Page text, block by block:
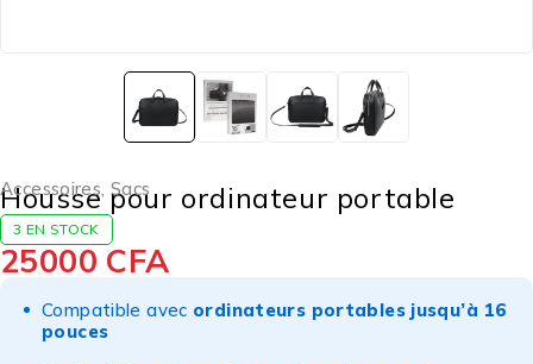
Accessoires, Sacs
Housse pour ordinateur portable
3 EN STOCK
25000 CFA
Compatible avec ordinateurs portables jusqu’à 16
pouces